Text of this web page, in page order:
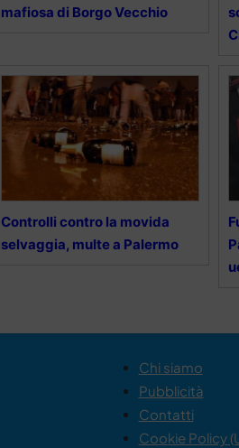
mafiosa di Borgo Vecchio
Controlli contro la movida
selvaggia, multe a Palermo
Chi siamo
Pubblicità
Contatti
Cookie Policy